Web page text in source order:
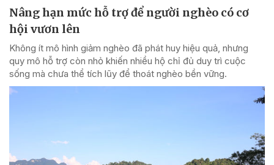
Nâng hạn mức hỗ trợ để người nghèo có cơ
hội vươn lên
Không ít mô hình giảm nghèo đã phát huy hiệu quả, nhưng
quy mô hỗ trợ còn nhỏ khiến nhiều hộ chỉ đủ duy trì cuộc
sống mà chưa thể tích lũy để thoát nghèo bền vững.